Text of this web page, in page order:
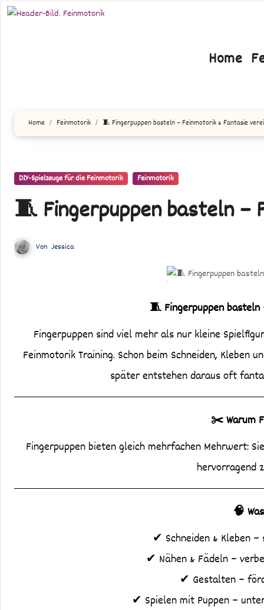
Zum
Home
Home Feinmotorik 🧵 Fingerpuppen basteln – Feinmotorik & Fantasie
DIY-Spielzeuge für die Feinmotorik Feinmotorik
🧵 Fingerpuppen basteln –
Von Jessica
🧵 Fingerpuppen
Fingerpuppen sind viel mehr als nur kleine Spielfiguren: Sie verbinden kreatives Basteln mit Fantasie, Sprache und
Feinmotorik Training. Schon beim Schneiden,
später entstehen daraus oft
✂️ Warum
Fingerpuppen bieten gleich mehrfachen Mehrwert:
hervorragend
🧠
✔ Schneiden & Kleben
✔ Nähen & Fädeln –
✔ Gestalten –
✔ Spielen mit Puppen –